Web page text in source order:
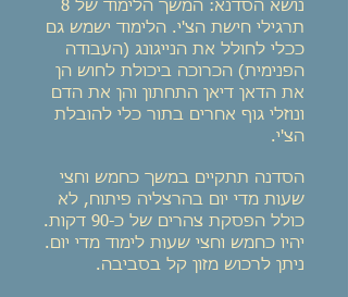
נושא הסדנא: המשך הלימוד של 8
תרגילי חישת הצ'י. הלימוד ישמש גם
ככלי לחולל את הנייגונג (העבודה
הפנימית) הכרוכה ביכולת לחוש הן
את הדאן דיאן התחתון והן את הדם
ונוזלי גוף אחרים בתור כלי להובלת
הצ'י.
הסדנה תתקיים במשך כחמש וחצי
שעות מדי יום בהרצליה פיתוח, לא
כולל הפסקת צהרים של כ-90 דקות.
יהיו כחמש וחצי שעות לימוד מדי יום.
ניתן לרכוש מזון קל בסביבה.